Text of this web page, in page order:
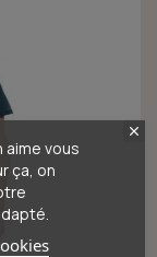
vous
ça, on